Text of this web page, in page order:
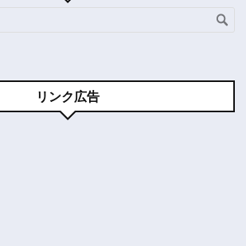
リンク広告